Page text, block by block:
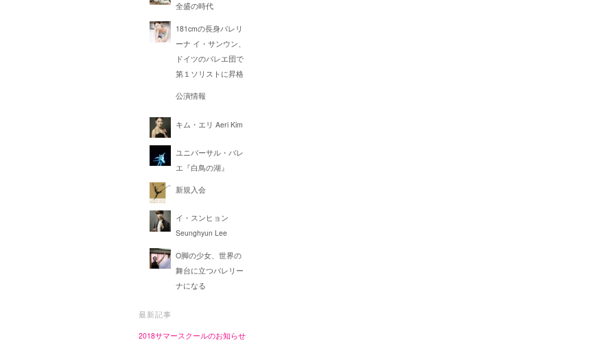
全盛の時代
181cmの長身バレリ
ーナ イ・サンウン、
ドイツのバレエ団で
第１ソリストに昇格
公演情報
キム・エリ Aeri Kim
ユニバーサル・バレ
エ『白鳥の湖』
新規入会
イ・スンヒョン
Seunghyun Lee
O脚の少女、世界の
舞台に立つバレリー
ナになる
最新記事
2018サマースクールのお知らせ